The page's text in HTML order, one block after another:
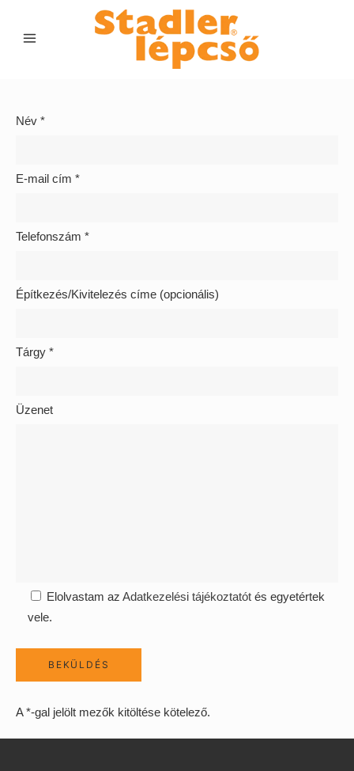
Név *
E-mail cím *
Telefonszám *
Építkezés/Kivitelezés címe (opcionális)
Tárgy *
Üzenet
Elolvastam az Adatkezelési tájékoztatót és egyetértek
vele.
A *-gal jelölt mezők kitöltése kötelező.